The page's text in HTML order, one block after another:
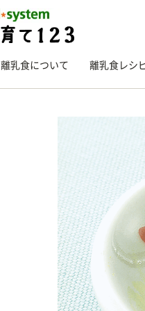
離乳食について 離乳食レシ